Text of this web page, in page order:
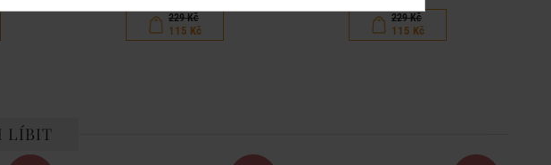
229 Kč
115 Kč
229 Kč
115 Kč
LÍBIT